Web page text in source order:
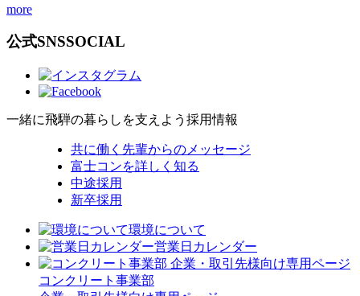
more
公式SNSSOCIAL
一緒に飛騨の暮らしを支えよう 採用情報
共に働く先輩からのメッセージ
富士コンを詳しく知る
中途採用
新卒採用
環境について
営業日カレンダー
コンクリート事業部